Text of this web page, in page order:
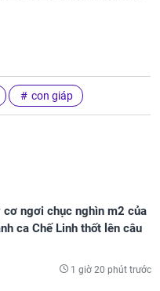
con giáp
cơ ngơi chục nghìn m2 của
ca Chế Linh thốt lên câu
1 giờ 20 phút trước